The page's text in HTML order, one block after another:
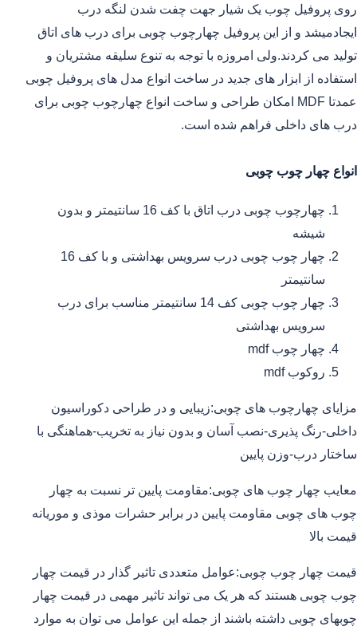
روی پروفیل چوب یک شیار جهت چفت شدن لنگه درب
ایجادمیشد و از این پروفیل چهارچوب چوبی برای درب های اتاق
تولید می کردند.ولی امروزه با توجه به تنوع سلیقه مشتریان و
استفاده از ابزار های جدید در ساخت انواع مدل های پروفیل چوبی
عمدتا MDF امکان طراحی و ساخت انواع چهارچوب چوبی برای
درب های داخلی فراهم شده است.
انواع چهار چوب چوبی
چهارچوب چوبی درب اتاق با کف 16 سانتیمتر و بدون
شیشه
چهار چوب چوبی درب سرویس بهداشتی و با کف 16
سانتیمتر
چهار چوب چوبی کف 14 سانتیمتر مناسب برای درب
سرویس بهداشتی
چهار چوب mdf
روکوب mdf
مزایای چهارچوب های چوبی:زیبایی و در طراحی دکوراسیون
داخلی-رنگ پذیری-نصب آسان و بدون نیاز به تخریب-هماهنگی با
ساختار درب-وزن پایین
معایب چهار چوب های چوبی:مقاومت پایین تر نسبت به چهار
چوب های چوبی مقاومت پایین در برابر حشرات موذی و موریانه
قیمت بالا
قیمت چهار چوب چوبی:عوامل متعددی تاثیر گذار در قیمت چهار
چوب چوبی هستند که هر یک می تواند تاثیر مهمی در قیمت چهار
چوبهای چوبی داشته باشند از جمله این عوامل می توان به موارد